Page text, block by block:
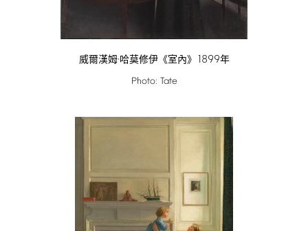
威爾漢姆·哈莫修伊《室內》 1899年
Photo: Tate